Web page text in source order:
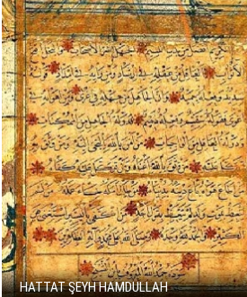
HATTAT ŞEYH HAMDULLAH